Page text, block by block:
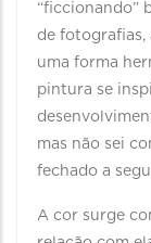
“ficcionando”
de fotografias,
uma forma
pintura se
mas não sei
fechado a
A cor surge